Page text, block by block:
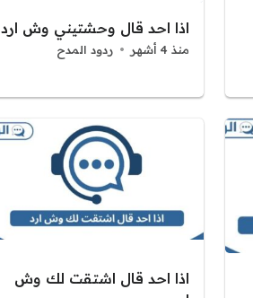
اذا احد قال وحشتيني وش ارد
منذ 4 أشهر ردود المدح
اذا احد قال اشتقت لك وش